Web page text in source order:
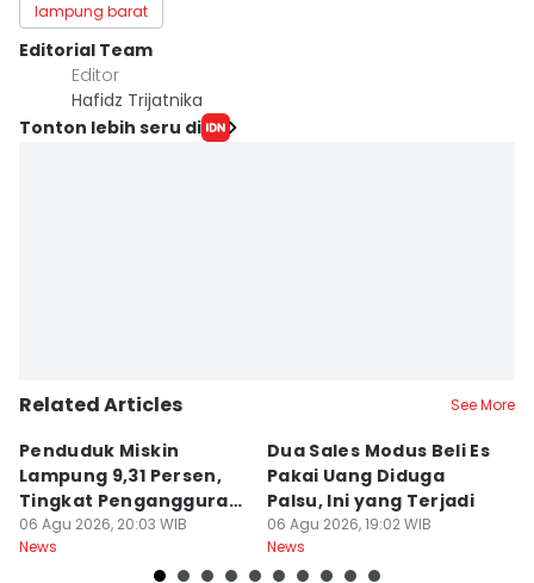
lampung barat
Editorial Team
Editor
Hafidz Trijatnika
Tonton lebih seru di
Related Articles See More
Penduduk Miskin
Lampung 9,31 Persen,
Tingkat Pengangguran
Terbuka Naik
06 Agu 2026, 20:03 WIB
News
Dua Sales Modus Beli Es
Pakai Uang Diduga
Palsu, Ini yang Terjadi
06 Agu 2026, 19:02 WIB
News